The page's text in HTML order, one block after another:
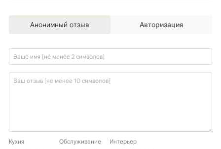
Анонимный отзыв Авторизация
Кухня Обслуживание Интерьер